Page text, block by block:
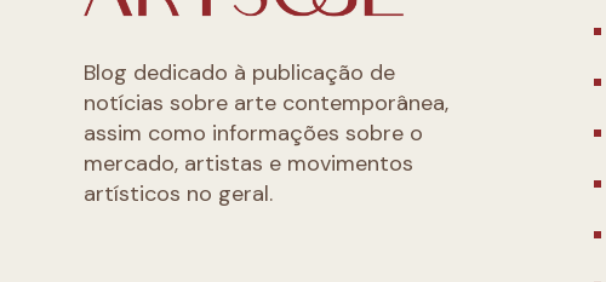
Blog dedicado à publicação de
notícias sobre arte contemporânea,
assim como informações sobre o
mercado, artistas e movimentos
artísticos no geral.